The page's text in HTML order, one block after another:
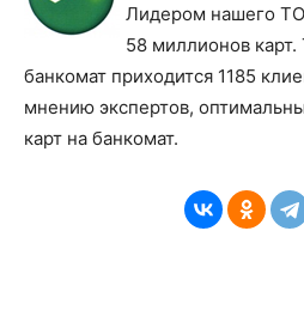
Лидером нашего
58 миллионов
банкомат приходится 1185
мнению экспертов,
карт на банкомат.